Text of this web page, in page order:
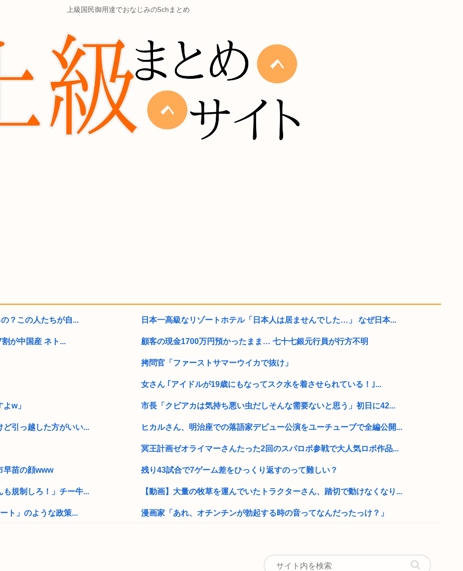
上級国民御用達でおなじみの5chまとめ
？この人たちが自...
が中国産 ネト...
w」
引っ越した方がいい...
早苗の顔www
も規制しろ！」チー牛...
ト」のような政策...
日本一高級なリゾートホテル「日本人は居ませんでした…」 なぜ日本...
顧客の現金1700万円預かったまま… 七十七銀元行員が行方不明
拷問官「ファーストサマーウイカで抜け」
女さん ｢アイドルが19歳にもなってスク水を着させられている！｣...
市長「クビアカは気持ち悪い虫だしそんな需要ないと思う」初日に42...
ヒカルさん、明治座での落語家デビュー公演をユーチューブで全編公開...
冥王計画ゼオライマーさんたった2回のスパロボ参戦で大人気ロボ作品...
残り43試合で7ゲーム差をひっくり返すのって難しい？
【動画】大量の牧草を運んでいたトラクターさん、踏切で動けなくなり...
漫画家「あれ、オチンチンが勃起する時の音ってなんだったっけ？」
ファミマの増量キャンペーン、もう誰も話題にしなくなる